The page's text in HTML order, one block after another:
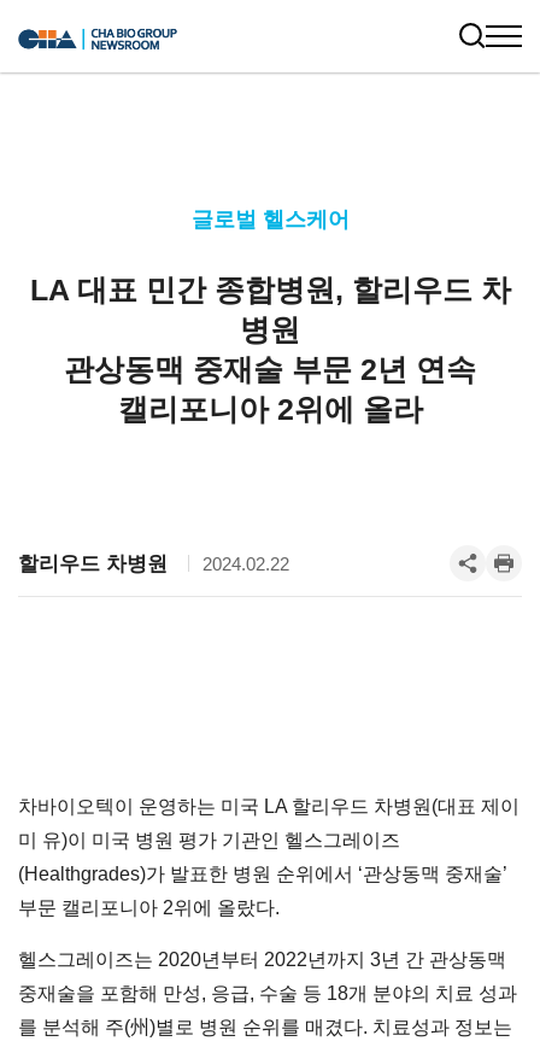
글로벌 헬스케어
LA 대표 민간 종합병원, 할리우드 차
병원
관상동맥 중재술 부문 2년 연속
캘리포니아 2위에 올라
할리우드 차병원 2024.02.22
차바이오텍이 운영하는 미국 LA 할리우드 차병원(대표 제이
미 유)이 미국 병원 평가 기관인 헬스그레이즈
(Healthgrades)가 발표한 병원 순위에서 ‘관상동맥 중재술’
부문 캘리포니아 2위에 올랐다.
헬스그레이즈는 2020년부터 2022년까지 3년 간 관상동맥
중재술을 포함해 만성, 응급, 수술 등 18개 분야의 치료 성과
를 분석해 주(州)별로 병원 순위를 매겼다. 치료성과 정보는